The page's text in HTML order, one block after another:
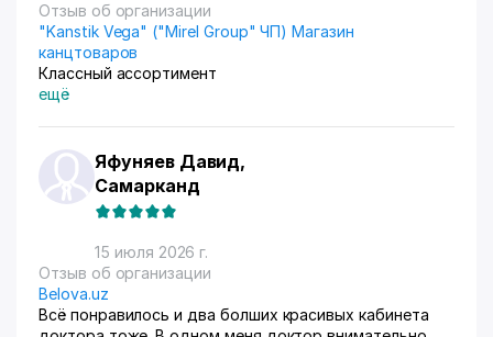
Отзыв об организации
"Kanstik Vega" ("Mirel Group" ЧП) Магазин
канцтоваров
Классный ассортимент
ещё
Яфуняев Давид,
Самарканд
15 июля 2026 г.
Отзыв об организации
Belova.uz
Всё понравилось и два болших красивых кабинета